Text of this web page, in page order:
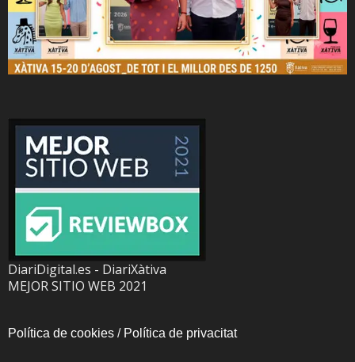
DiariDigital.es - DiariXàtiva
MEJOR SITIO WEB 2021
Política de cookies / Política de privacitat